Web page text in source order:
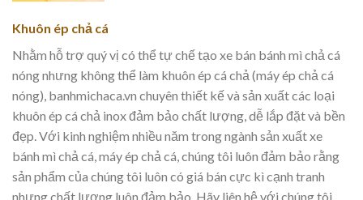
Khuôn ép chả cá
Nhằm hỗ trợ quý vị có thể tự chế tạo xe bán bánh mì chả cá
nóng nhưng không thể làm khuôn ép cá chả (máy ép chả cá
nóng), banhmichaca.vn chuyên thiết kế và sản xuất các loại
khuôn ép cá chả inox đảm bảo chất lượng, dễ lắp đặt và bền
đẹp. Với kinh nghiệm nhiều năm trong ngành sản xuất xe
bánh mì chả cá, máy ép chả cá, chúng tôi luôn đảm bảo rằng
sản phẩm của chúng tôi luôn có giá bán cực kì cạnh tranh
nhưng chất lượng luôn đảm bảo. Hãy liên hệ với chúng tôi